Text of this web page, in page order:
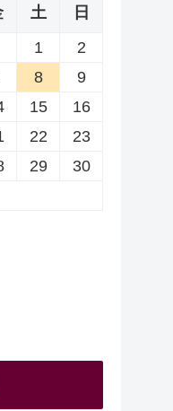
土
日
1
2
8
9
15
16
22
23
29
30